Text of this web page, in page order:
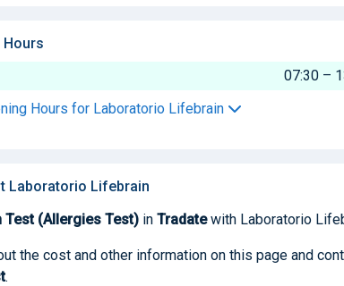
Hours
07:30 –
Hours for Laboratorio Lifebrain
Laboratorio Lifebrain
Test (Allergies Test) in Tradatewith Laboratorio
the cost and other information on this page and
.